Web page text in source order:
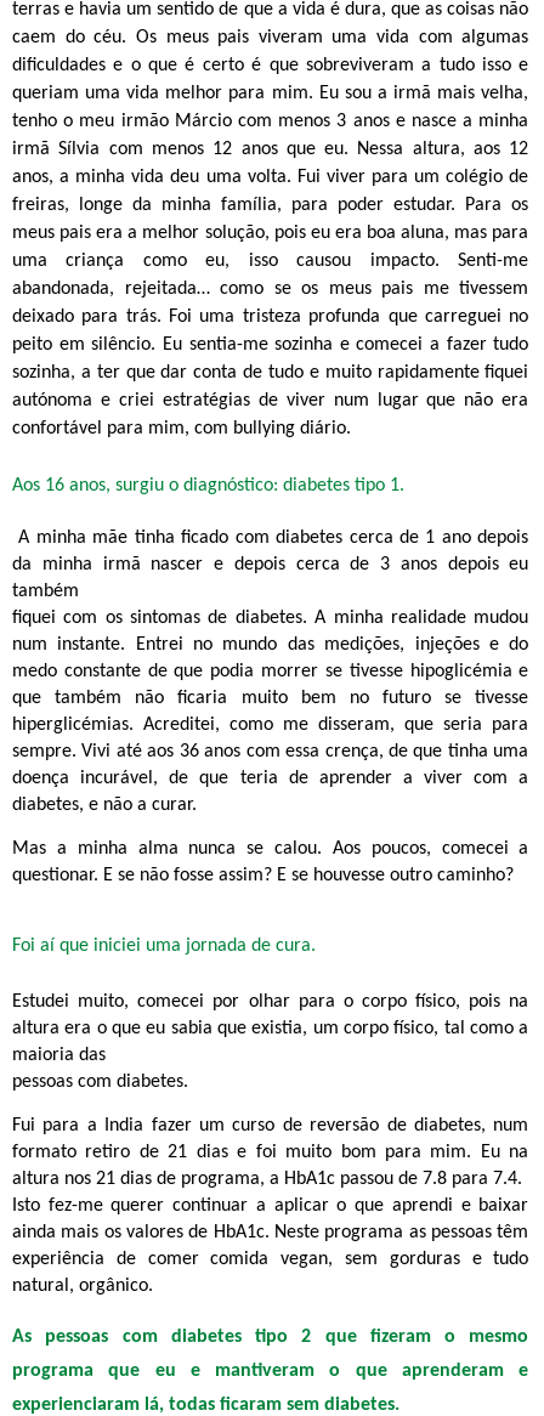
terras e havia um sentido de que a vida é dura, que as coisas não
caem do céu. Os meus pais viveram uma vida com algumas
dificuldades e o que é certo é que sobreviveram a tudo isso e
queriam uma vida melhor para mim. Eu sou a irmã mais velha,
tenho o meu irmão Márcio com menos 3 anos e nasce a minha
irmã Sílvia com menos 12 anos que eu. Nessa altura, aos 12
anos, a minha vida deu uma volta. Fui viver para um colégio de
freiras, longe da minha família, para poder estudar. Para os
meus pais era a melhor solução, pois eu era boa aluna, mas para
uma criança como eu, isso causou impacto. Senti-me
abandonada, rejeitada… como se os meus pais me tivessem
deixado para trás. Foi uma tristeza profunda que carreguei no
peito em silêncio. Eu sentia-me sozinha e comecei a fazer tudo
sozinha, a ter que dar conta de tudo e muito rapidamente fiquei
autónoma e criei estratégias de viver num lugar que não era
confortável para mim, com bullying diário.
Aos 16 anos, surgiu o diagnóstico: diabetes tipo 1.
A minha mãe tinha ficado com diabetes cerca de 1 ano depois
da minha irmã nascer e depois cerca de 3 anos depois eu
também
fiquei com os sintomas de diabetes. A minha realidade mudou
num instante. Entrei no mundo das medições, injeções e do
medo constante de que podia morrer se tivesse hipoglicémia e
que também não ficaria muito bem no futuro se tivesse
hiperglicémias. Acreditei, como me disseram, que seria para
sempre. Vivi até aos 36 anos com essa crença, de que tinha uma
doença incurável, de que teria de aprender a viver com a
diabetes, e não a curar.
Mas a minha alma nunca se calou. Aos poucos, comecei a
questionar. E se não fosse assim? E se houvesse outro caminho?
Foi aí que iniciei uma jornada de cura.
Estudei muito, comecei por olhar para o corpo físico, pois na
altura era o que eu sabia que existia, um corpo físico, tal como a
maioria das
pessoas com diabetes.
Fui para a India fazer um curso de reversão de diabetes, num
formato retiro de 21 dias e foi muito bom para mim. Eu na
altura nos 21 dias de programa, a HbA1c passou de 7.8 para 7.4.
Isto fez-me querer continuar a aplicar o que aprendi e baixar
ainda mais os valores de HbA1c. Neste programa as pessoas têm
experiência de comer comida vegan, sem gorduras e tudo
natural, orgânico.
As pessoas com diabetes tipo 2 que fizeram o mesmo
programa que eu e mantiveram o que aprenderam e
experienciaram lá, todas ficaram sem diabetes.